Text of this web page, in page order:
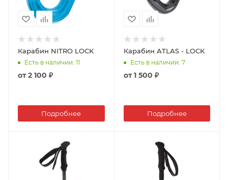
Карабин NITRO LOCK
Есть в наличии: 11
от2 100 ₽
Подробнее
Карабин ATLAS - LOCK
Есть в наличии: 7
от1 500 ₽
Подробнее